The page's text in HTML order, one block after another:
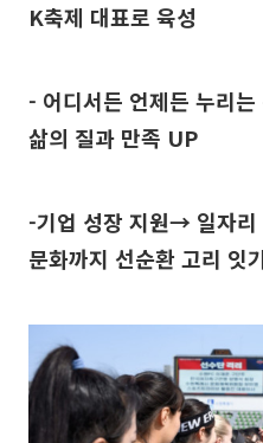
K축제 대표로 육성
- 어디서든 언제든 누리
삶의 질과 만족 UP
-기업 성장 지원→ 일자
문화까지 선순환 고리 잇